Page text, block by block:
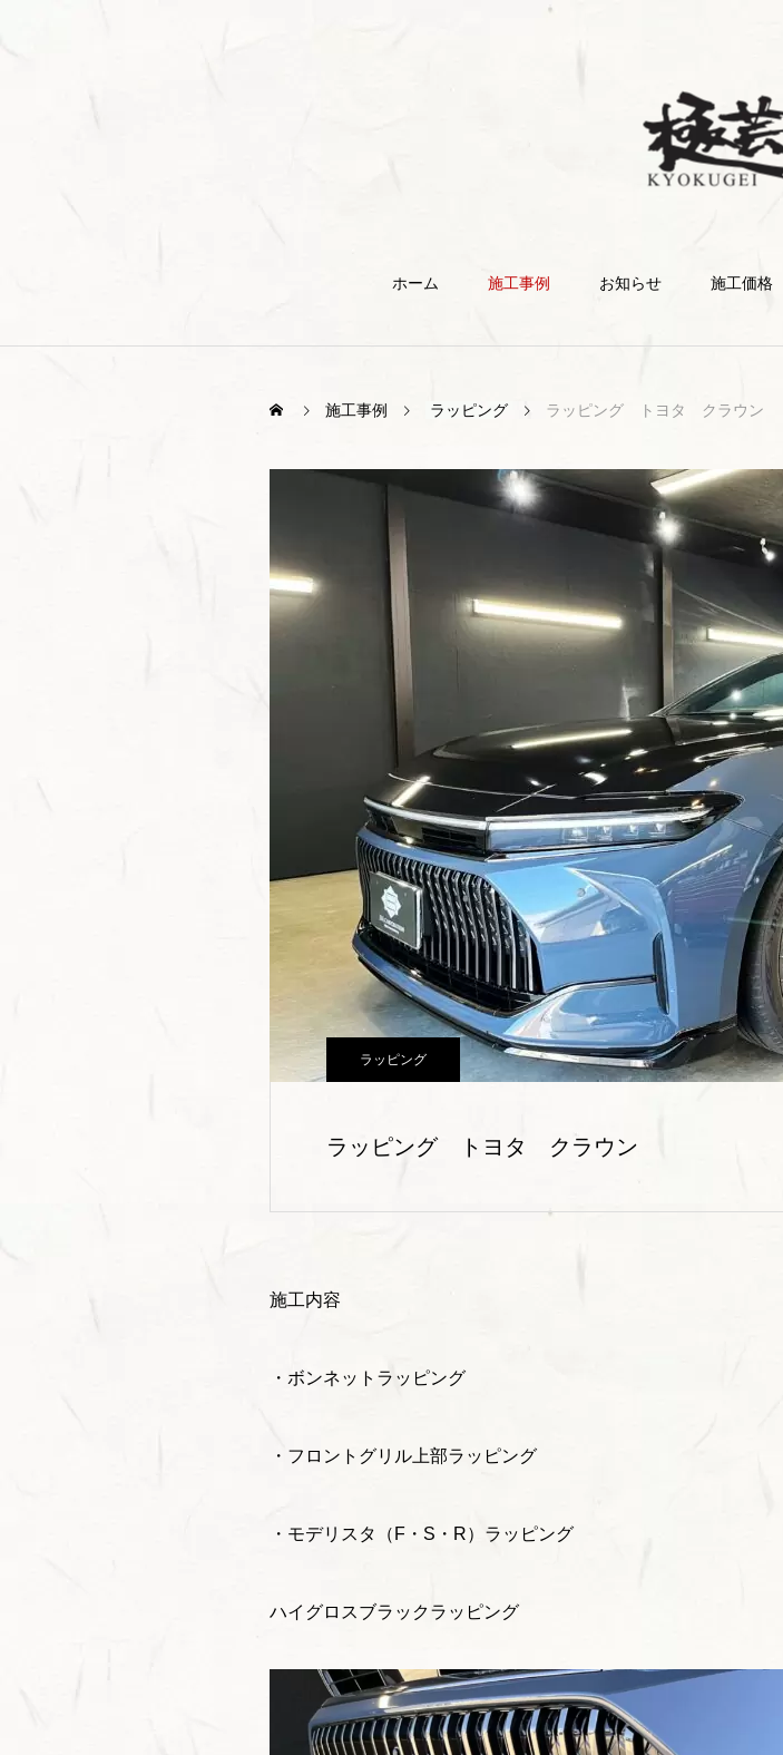
ホーム 施工事例 お知らせ 施工価格
施工事例 ラッピング ラッピング トヨタ クラウン
ラッピング
ラッピング トヨタ クラウン
施工内容
・ボンネットラッピング
・フロントグリル上部ラッピング
・モデリスタ（F・S・R）ラッピング
ハイグロスブラックラッピング